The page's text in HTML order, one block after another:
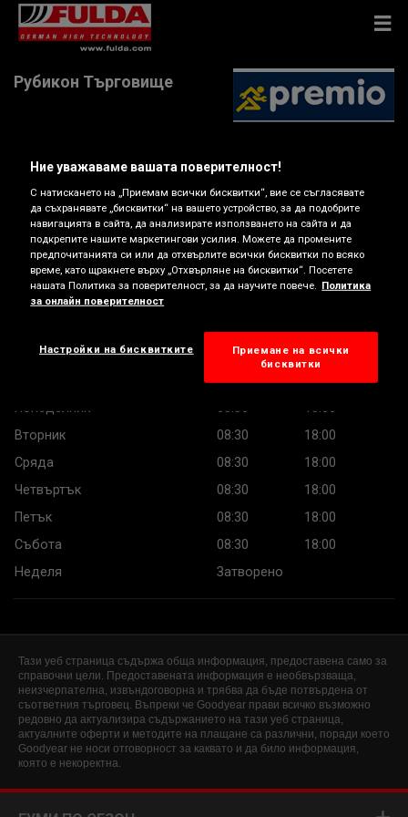
Рубикон Търговище
бул. "Митрополит Андрей" 93, 7702 Търговище
Показване на карта
Преглед на телефонен номер
rubicon@abv.bg
Понеделник 08:30
18:00
Вторник
08:30
18:00
Сряда
08:30
18:00
Четвъртък
08:30
18:00
Петък
08:30
18:00
Събота
08:30
18:00
Неделя
Затворено
Тази уеб страница съдържа обща информация, предоставена само за
справочни цели. Предоставената информация е необвързваща,
неизчерпателна, извъндоговорна и трябва да бъде потвърдена от
съответния търговец. Въпреки че Goodyear прави всичко възможно
редовно да актуализира съдържанието на тази уеб страница,
актуалните оферти и методите на плащане са различни, поради което
Goodyear не носи отговорност за каквато и да било информация,
която е некоректна.
Ние уважаваме вашата поверителност!
С натискането на „Приемам всички бисквитки“, вие се съгласявате
да съхранявате „бисквитки“ на вашето устройство, за да подобрите
навигацията в сайта, да анализирате използването на сайта и да
подкрепите нашите маркетингови усилия. Можете да промените
предпочитанията си или да отхвърлите всички бисквитки по всяко
време, като щракнете върху „Отхвърляне на бисквитки“. Посетете
нашата Политика за поверителност, за да научите повече. Политика
за онлайн поверителност
Настройки на бисквитките
Приемане на всички
бисквитки